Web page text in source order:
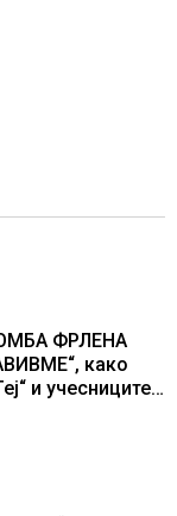
ФРЛЕНА
како
и учесниците